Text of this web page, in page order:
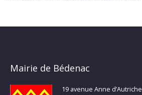
Mairie de Bédenac
19 avenue Anne d’Autriche